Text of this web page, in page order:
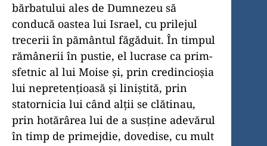
bărbatului ales de Dumnezeu să
conducă oastea lui Israel, cu prilejul
trecerii în pământul făgăduit. În timpul
rămânerii în pustie, el lucrase ca prim-
sfetnic al lui Moise și, prin credincioșia
lui nepretențioasă și liniștită, prin
statornicia lui când alții se clătinau,
prin hotărârea lui de a susține adevărul
în timp de primejdie, dovedise, cu mult